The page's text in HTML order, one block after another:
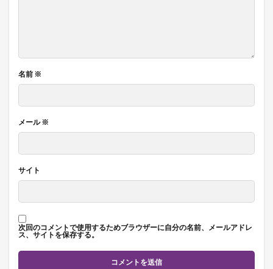
名前 ※
メール※
サイト
次回のコメントで使用するためブラウザーに自分の名前、メールアドレ
ス、サイトを保存する。